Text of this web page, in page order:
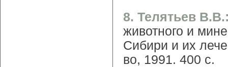
8. Телятьев
животного и
Сибири и их
во, 1991. 400 с.